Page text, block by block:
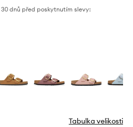
dnů před poskytnutím slevy:
Tabulka velikosti